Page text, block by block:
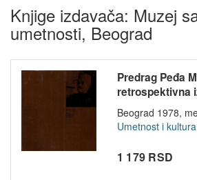
Knjige izdavača: Muzej
umetnosti, Beograd
Predrag Peđa
retrospektivna
Beograd 1978,
Umetnost i kultura
1 179 RSD